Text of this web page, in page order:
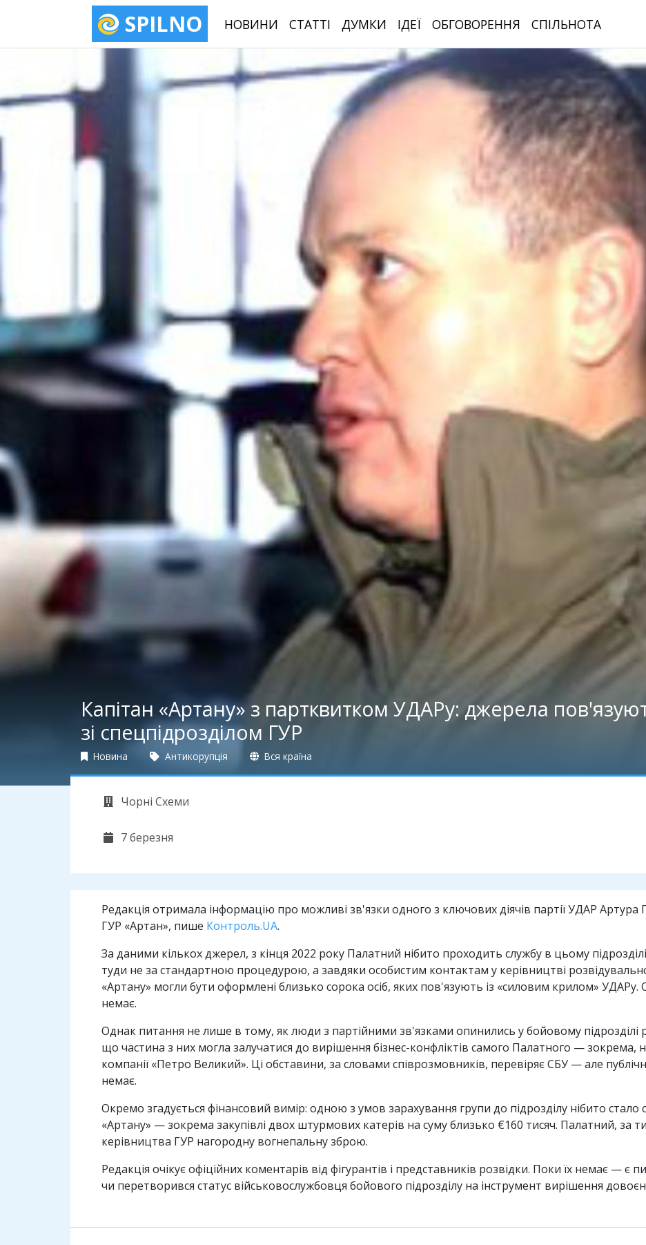
SPILNO НОВИНИ СТАТТІ ДУМКИ ІДЕЇ ОБГОВОРЕННЯ СПІЛЬНОТА
Капітан «Артану» з партквитком УДАРу: джерела
зі спецпідрозділом ГУР
Новина Антикорупція Вся країна
Чорні Схеми
7 березня
Редакція отримала інформацію про можливі зв'язки одного з ключових діячів партії УДАР Артура
ГУР «Артан», пише Контроль.UA.
За даними кількох джерел, з кінця 2022 року Палатний нібито проходить службу в цьому
туди не за стандартною процедурою, а завдяки особистим контактам у керівництві
«Артану» могли бути оформлені близько сорока осіб, яких пов'язують із «силовим крилом» УДАРу.
немає.
Однак питання не лише в тому, як люди з партійними зв'язками опинились у бойовому
що частина з них могла залучатися до вирішення бізнес-конфліктів самого Палатного — зокрема,
компанії «Петро Великий». Ці обставини, за словами співрозмовників, перевіряє СБУ — але
немає.
Окремо згадується фінансовий вимір: одною з умов зарахування групи до підрозділу нібито
«Артану» — зокрема закупівлі двох штурмових катерів на суму близько €160 тисяч. Палатний, за
керівництва ГУР нагородну вогнепальну зброю.
Редакція очікує офіційних коментарів від фігурантів і представників розвідки. Поки їх немає — є
чи перетворився статус військовослужбовця бойового підрозділу на інструмент вирішення